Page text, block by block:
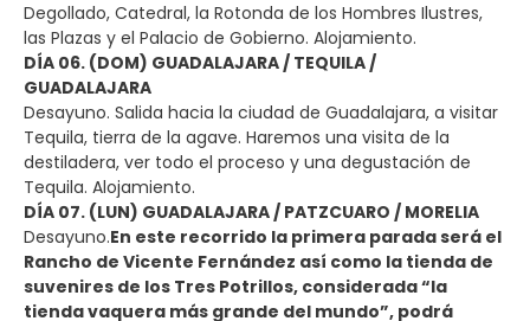
Degollado, Catedral, la Rotonda de los Hombres Ilustres,
las Plazas y el Palacio de Gobierno. Alojamiento.
DÍA 06. (DOM) GUADALAJARA / TEQUILA /
GUADALAJARA
Desayuno. Salida hacia la ciudad de Guadalajara, a visitar
Tequila, tierra de la agave. Haremos una visita de la
destiladera, ver todo el proceso y una degustación de
Tequila. Alojamiento.
DÍA 07. (LUN) GUADALAJARA / PATZCUARO / MORELIA
Desayuno.En este recorrido la primera parada será el
Rancho de Vicente Fernández así como la tienda de
suvenires de los Tres Potrillos, considerada “la
tienda vaquera más grande del mundo”, podrá